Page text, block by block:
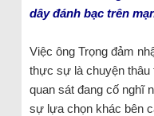
dây đánh bạc trên
Việc ông Trọng đảm
thực sự là chuyện
quan sát đang cố nghĩ
sự lựa chọn khác bên